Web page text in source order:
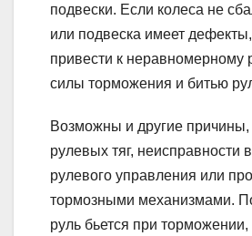
подвески. Если колеса не
или подвеска имеет
привести к неравномерному
силы торможения и битью
Возможны и другие причины,
рулевых тяг, неисправности
рулевого управления или
тормозными механизмами.
руль бьется при торможении,